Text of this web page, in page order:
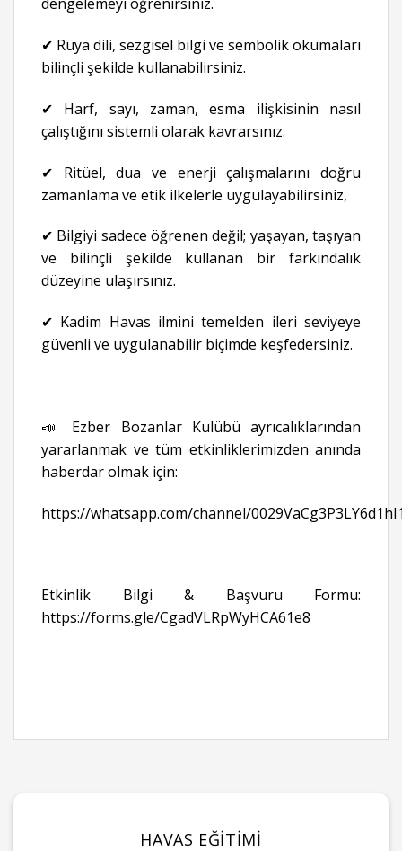
✔ Rüya dili, sezgisel bilgi ve sembolik okumaları
bilinçli şekilde kullanabilirsiniz.
✔ Harf, sayı, zaman, esma ilişkisinin nasıl
çalıştığını sistemli olarak kavrarsınız.
✔ Ritüel, dua ve enerji çalışmalarını doğru
zamanlama ve etik ilkelerle uygulayabilirsiniz,
✔ Bilgiyi sadece öğrenen değil; yaşayan, taşıyan
ve bilinçli şekilde kullanan bir farkındalık
düzeyine ulaşırsınız.
✔ Kadim Havas ilmini temelden ileri seviyeye
güvenli ve uygulanabilir biçimde keşfedersiniz.
📣 Ezber Bozanlar Kulübü ayrıcalıklarından
yararlanmak ve tüm etkinliklerimizden anında
haberdar olmak için:
https://whatsapp.com/channel/
Etkinlik Bilgi & Başvuru Formu:
https://forms.gle/CgadVLRpWyHCA61e8
HAVAS EĞITIMI